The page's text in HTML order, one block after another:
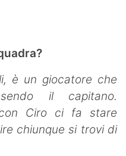
è un giocatore che
il capitano.
Ciro ci fa stare
chiunque si trovi di